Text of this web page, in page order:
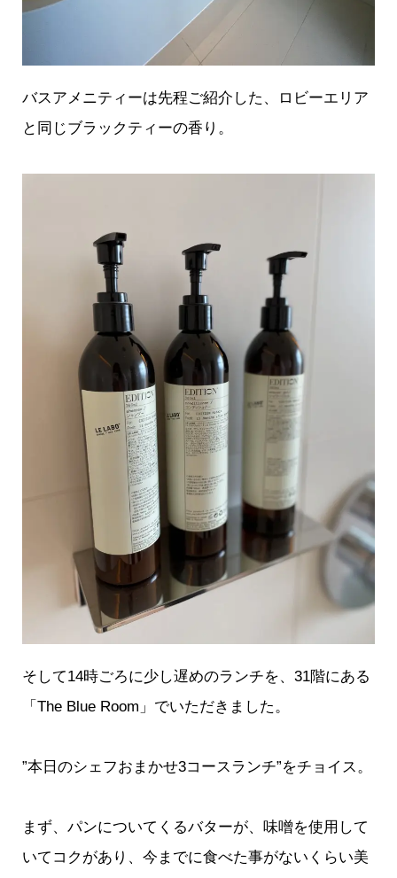
バスアメニティーは先程ご紹介した、ロビーエリア
と同じブラックティーの香り。
そして14時ごろに少し遅めのランチを、31階にある
「The Blue Room」でいただきました。
”本日のシェフおまかせ3コースランチ”をチョイス。
まず、パンについてくるバターが、味噌を使用して
いてコクがあり、今までに食べた事がないくらい美